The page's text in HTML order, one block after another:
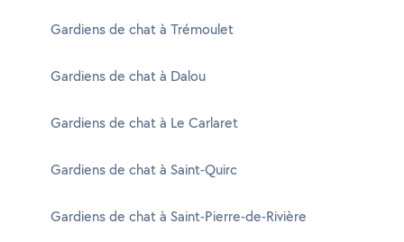
Gardiens de chat à Trémoulet
Gardiens de chat à Dalou
Gardiens de chat à Le Carlaret
Gardiens de chat à Saint-Quirc
Gardiens de chat à Saint-Pierre-de-Rivière